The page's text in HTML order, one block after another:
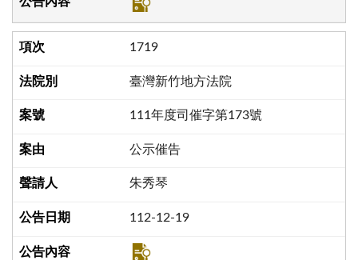
1719
臺灣新竹地方法院
111年度司催字第173號
公示催告
朱秀琴
112-12-19